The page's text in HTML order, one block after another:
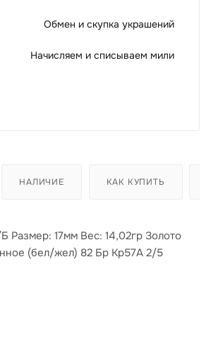
Обмен и скупка украшений
Начисляем и списываем мили
НАЛИЧИЕ КАК КУПИТЬ
Размер: 17мм Вес: 14,02гр Золото
(бел/жел) 82 Бр Кр57А 2/5